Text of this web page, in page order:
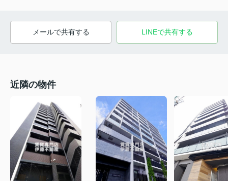
メールで共有する LINEで共有する
近隣の物件